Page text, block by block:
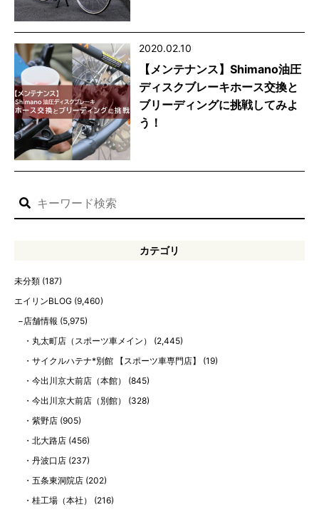
2020.02.10
【メンテナンス】Shimano油圧
ディスクブレーキホース交換と
ブリーディングに挑戦してみよ
う！
カテゴリ
未分類 (187)
エイリンBLOG (9,460)
店舗情報 (5,975)
丸太町店（スポーツ車メイン）
(2,445)
サイクルハテナ*別館 【スポーツ車専門店】
(19)
今出川京大前店（本館）
(845)
今出川京大前店（別館）
(328)
紫野店 (905)
北大路店 (456)
丹波口店 (237)
五条東洞院店 (202)
桂工場（本社）
(216)